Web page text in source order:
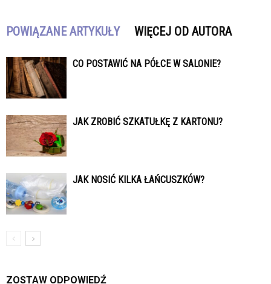
POWIĄZANE ARTYKUŁY WIĘCEJ OD AUTORA
CO POSTAWIĆ NA PÓŁCE W SALONIE?
JAK ZROBIĆ SZKATUŁKĘ Z KARTONU?
JAK NOSIĆ KILKA ŁAŃCUSZKÓW?
ZOSTAW ODPOWIEDŹ